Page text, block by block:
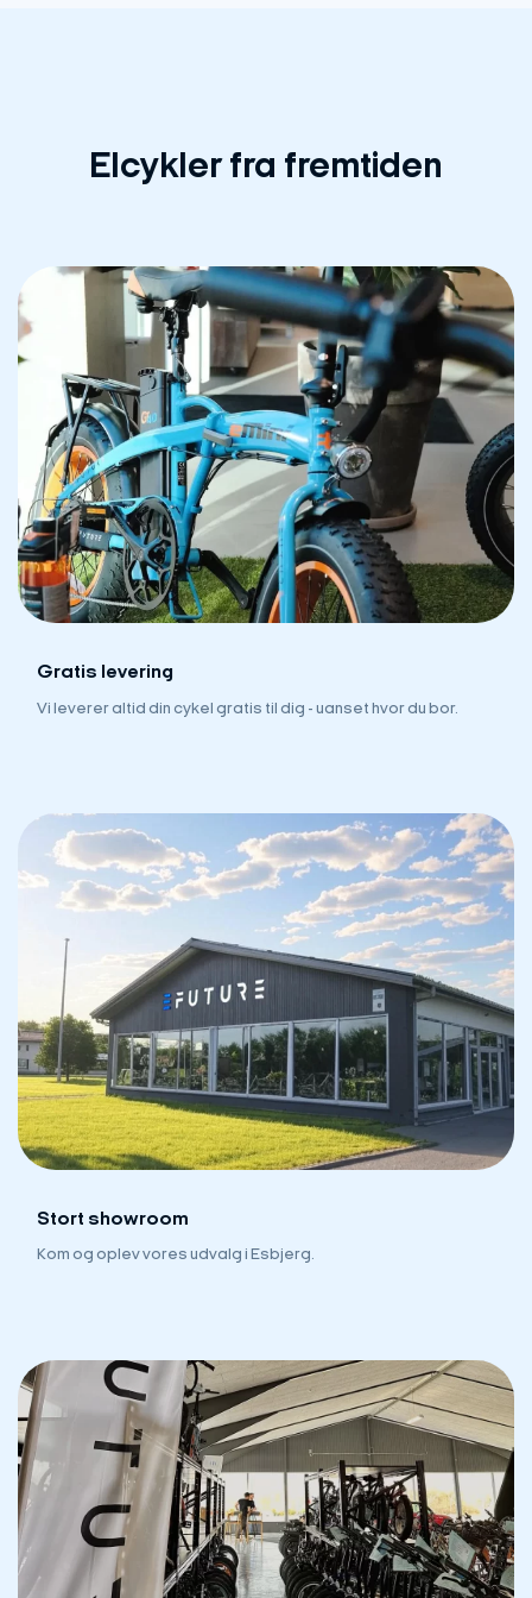
Elcykler fra fremtiden
Gratis levering
Vi leverer altid din cykel gratis til dig - uanset hvor du bor.
Stort showroom
Kom og oplev vores udvalg i Esbjerg.